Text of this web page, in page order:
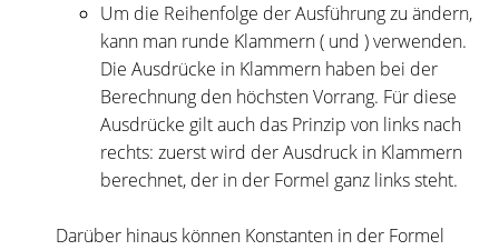
Um die Reihenfolge der Ausführung zu ändern,
kann man runde Klammern ( und ) verwenden.
Die Ausdrücke in Klammern haben bei der
Berechnung den höchsten Vorrang. Für diese
Ausdrücke gilt auch das Prinzip von links nach
rechts: zuerst wird der Ausdruck in Klammern
berechnet, der in der Formel ganz links steht.
Darüber hinaus können Konstanten in der Formel